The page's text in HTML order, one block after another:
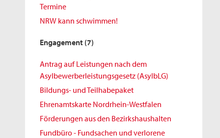
Termine
NRW kann schwimmen!
Engagement (7)
Antrag auf Leistungen nach dem
Asylbewerberleistungsgesetz (AsylbLG)
Bildungs- und Teilhabepaket
Ehrenamtskarte Nordrhein-Westfalen
Förderungen aus den Bezirkshaushalten
Fundbüro - Fundsachen und verlorene